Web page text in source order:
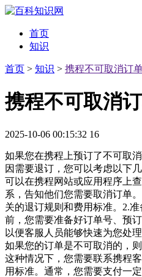
首页
知识
首页 > 知识 > 携程不可取消订
携程不可取消
2025-10-06 00:15:32 16
如果您在携程上预订了不可取
因需要退订，您可以考虑以下
可以在携程网站或应用程序上
系，告知他们您需要取消订单
关的退订规则和费用标准。2.
前，您需要准备好订单号、预
以便客服人员能够快速为您处
如果您的订单是不可取消的，
这种情况下，您需要联系携程
用标准。通常，您需要支付一